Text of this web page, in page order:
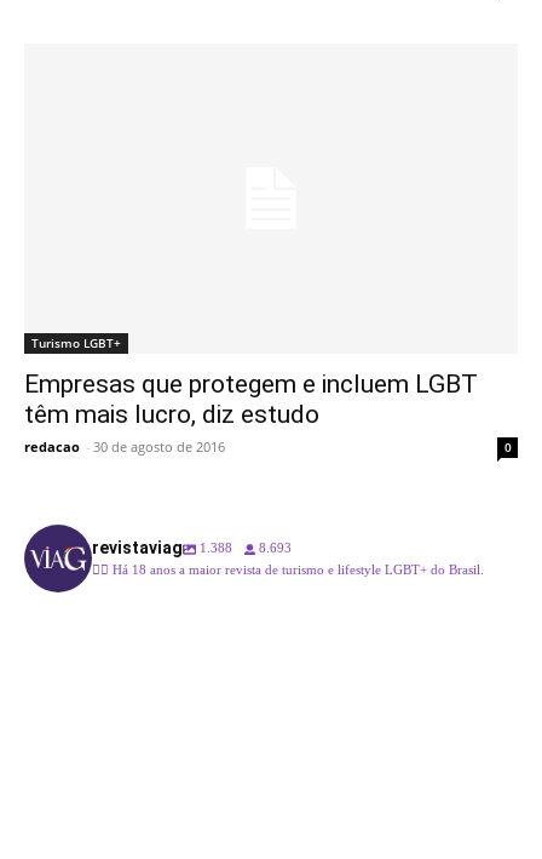
Turismo LGBT+
Empresas que protegem e incluem LGBT
têm mais lucro, diz estudo
redacao - 30 de agosto de 2016 0
revistaviag 1.388
8.693
🏳️‍🌈 Há 18 anos a maior revista de turismo e lifestyle LGBT+ do Brasil.